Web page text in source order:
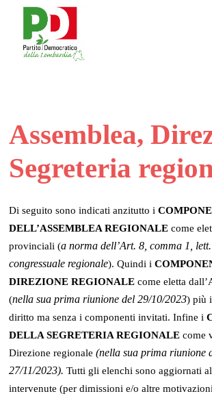
Assemblea,
Segreteria
Di seguito sono indicati anzitutto i
DELL’ASSEMBLEA REGIONALEcome
provinciali (a norma dell’Art. 8, comma 1,
congressuale regionale). Quindi i
DIREZIONE REGIONALEcome eletta
(nella sua prima riunione del 29/10/2023) più
diritto ma senza i componenti invitati. Infine i
DELLA SEGRETERIA REGIONALEcome
Direzione regionale(nella sua prima riunione
27/11/2023).Tutti gli elenchi sono aggiornati
intervenute (per dimissioni e/o altre